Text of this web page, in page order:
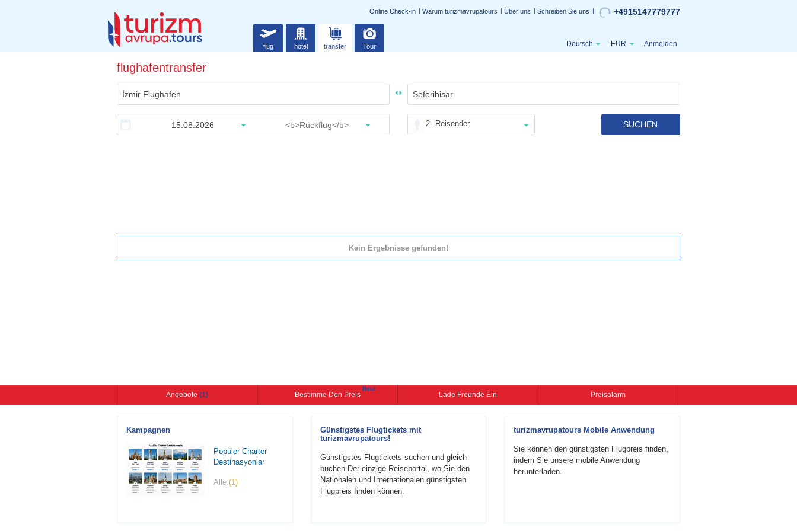
Online Check-in Warum turizmavrupatours Über uns Schreiben Sie uns +4915147779777
flug hotel transfer Tour Deutsch EUR Anmelden
flughafentransfer
2 Reisender SUCHEN
Kein Ergebnisse gefunden!
Angebote(1) Bestimme Den Preis
Neu!
Lade Freunde Ein Preisalarm
Kampagnen
Popüler Charter
Destinasyonlar
Alle(1)
Günstigstes Flugtickets mit
turizmavrupatours!
Günstigstes Flugtickets suchen und gleich
buchen.Der einzige Reiseportal, wo Sie den
Nationalen und Internationalen günstigsten
Flugpreis finden können.
turizmavrupatours Mobile Anwendung
Sie können den günstigsten Flugpreis finden,
indem Sie unsere mobile Anwendung
herunterladen.